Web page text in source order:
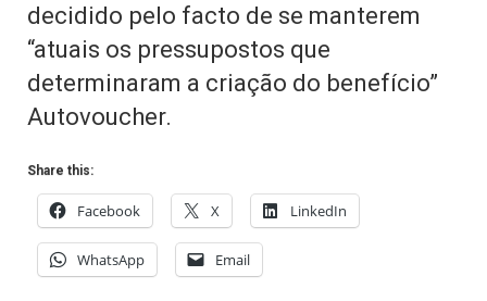
decidido pelo facto de se manterem
“atuais os pressupostos que
determinaram a criação do benefício”
Autovoucher.
Share this:
Facebook X LinkedIn
WhatsApp Email